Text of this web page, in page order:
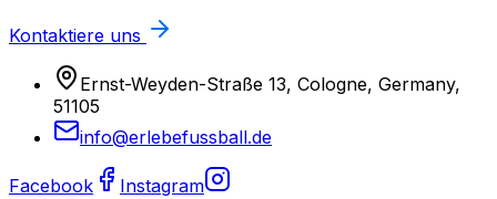
Kontaktiere uns
Ernst-Weyden-Straße 13, Cologne, Germany,
51105
info@erlebefussball.de
Facebook
Instagram